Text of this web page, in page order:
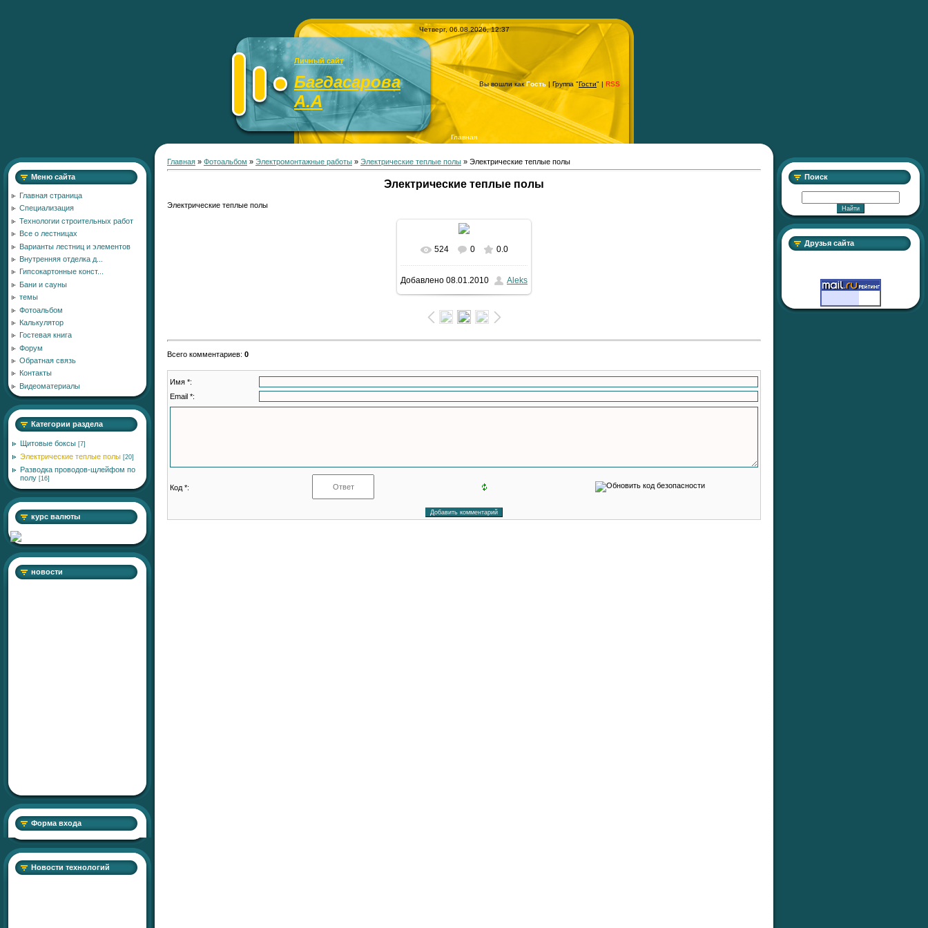
Четверг, 06.08.2026, 12:37
Личный сайт
Багдасарова
А.А
Вы вошли какГость | Группа "Гости" | RSS
Главная
Меню сайта
Главная страница
Специализация
Технологии строительных работ
Все о лестницах
Варианты лестниц и элементов
Внутренняя отделка д...
Гипсокартонные конст...
Бани и сауны
темы
Фотоальбом
Калькулятор
Гостевая книга
Форум
Обратная связь
Контакты
Видеоматериалы
Категории раздела
Щитовые боксы [7]
Электрические теплые полы [20]
Разводка проводов-щлейфом по
полу [16]
курс валюты
новости
Форма входа
Новости технологий
Главная » Фотоальбом » Электромонтажные работы » Электрические теплые полы » Электрические теплые полы
Электрические теплые полы
Электрические теплые полы
В реальном размере
1500x1125/ 308.0Kb
524 0 0.0
Добавлено 08.01.2010 Aleks
Всего комментариев: 0
Имя *:
Email *:
Код *:
Поиск
Друзья сайта